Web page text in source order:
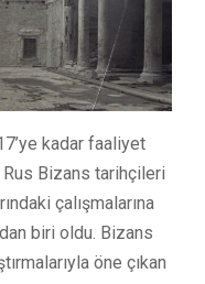
kadar faaliyet
Bizans tarihçileri
çalışmalarına
biri oldu. Bizans
öne çıkan